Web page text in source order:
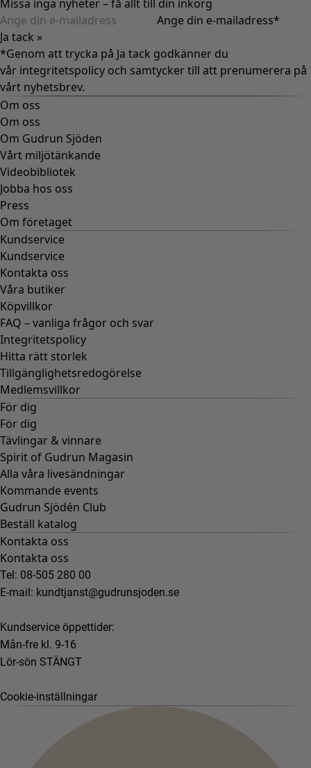
Missa inga nyheter – få allt till din inkorg
Ange din e-mailadress*
Ja tack »
*Genom att trycka på Ja tack godkänner du
vår integritetspolicy och samtycker till att prenumerera på
vårt nyhetsbrev.
Om oss
Om oss
Om Gudrun Sjöden
Vårt miljötänkande
Videobibliotek
Jobba hos oss
Press
Om företaget
Kundservice
Kundservice
Kontakta oss
Våra butiker
Köpvillkor
FAQ – vanliga frågor och svar
Integritetspolicy
Hitta rätt storlek
Tillgänglighetsredogörelse
Medlemsvillkor
För dig
För dig
Tävlingar & vinnare
Spirit of Gudrun Magasin
Alla våra livesändningar
Kommande events
Gudrun Sjödén Club
Beställ katalog
Kontakta oss
Kontakta oss
Tel: 08-505 280 00
E-mail: kundtjanst@gudrunsjoden.se
Kundservice öppettider:
Mån-fre kl. 9-16
Lör-sön STÄNGT
Cookie-inställningar